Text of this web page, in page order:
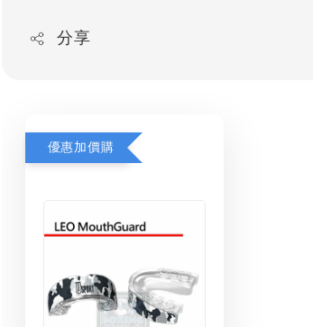
分享
優惠加價購